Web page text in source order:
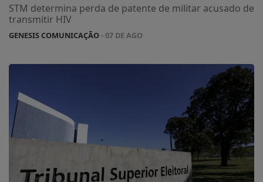
STM determina perda de patente de militar acusado de
transmitir HIV
GENESIS COMUNICAÇÃO- 07 DE AGO